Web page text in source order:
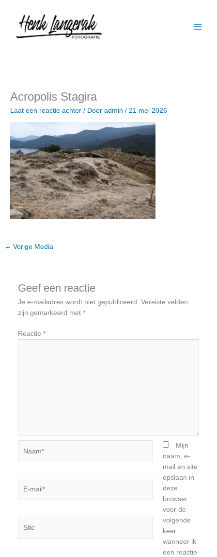
inhoud
Acropolis Stagira
Laat een reactie achter / Dooradmin/ 21 mei 2026
← Vorige Media
Geef een reactie
Je e-mailadres wordt niet gepubliceerd. Vereiste velden
zijn gemarkeerd met *
Reactie *
Mijn
naam, e-
mail en site
opslaan in
deze
browser
voor de
volgende
keer
wanneer ik
een reactie